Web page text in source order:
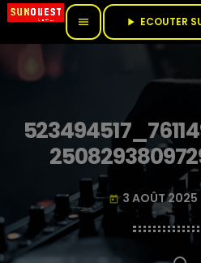
menu play_arrow
today 3 AOÛT 2025